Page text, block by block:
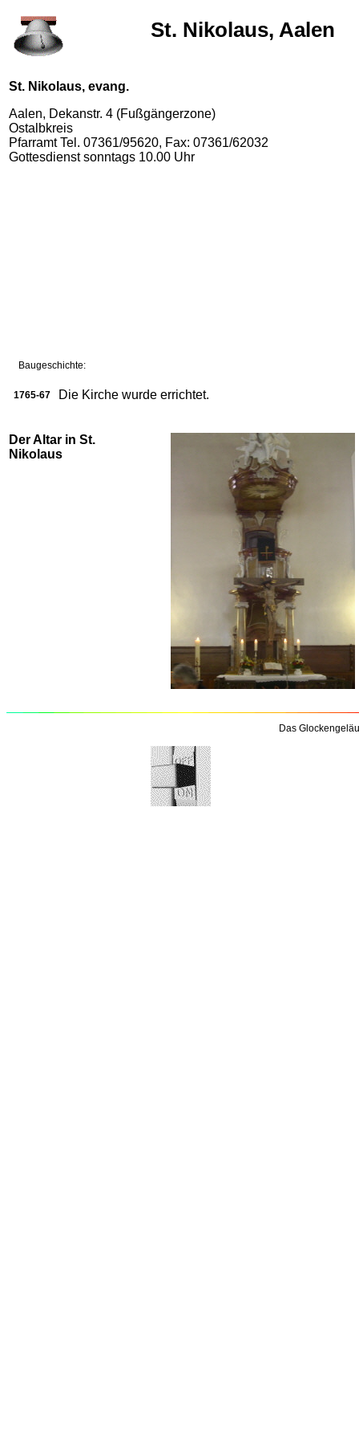
St. Nikolaus, Aalen
St. Nikolaus, evang.
Aalen, Dekanstr. 4 (Fußgängerzone)
Ostalbkreis
Pfarramt Tel. 07361/95620, Fax: 07361/62032
Gottesdienst sonntags 10.00 Uhr
Baugeschichte:
1765-67 Die Kirche wurde errichtet.
Der Altar in St.
Nikolaus
Das